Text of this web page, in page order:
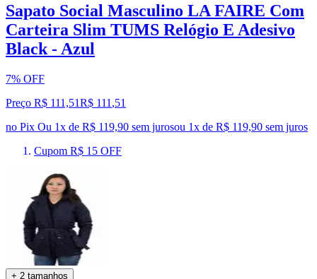
Sapato Social Masculino LA FAIRE Com
Carteira Slim TUMS Relógio E Adesivo
Black - Azul
7% OFF
Preço R$ 111,51R$ 111 ,51
no Pix Ou 1x de R$ 119,90 sem jurosou 1x de R$ 119,90 sem juros
Cupom R$ 15 OFF
+ 2 tamanhos